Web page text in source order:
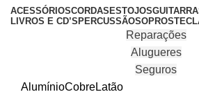
ACESSÓRIOSCORDAS ESTOJOS
LIVROS E CD’S PERCUSSÃOSOPROS
Reparações
Alugueres
Seguros
AlumínioCobreLatão